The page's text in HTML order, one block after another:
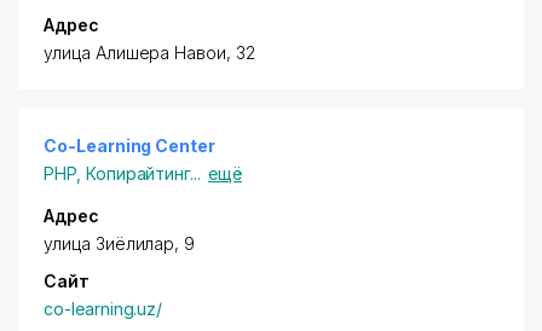
Адрес
улица Алишера Навои, 32
Co-Learning Center
PHP, Копирайтинг... ещё
Адрес
улица Зиёлилар, 9
Сайт
co-learning.uz/